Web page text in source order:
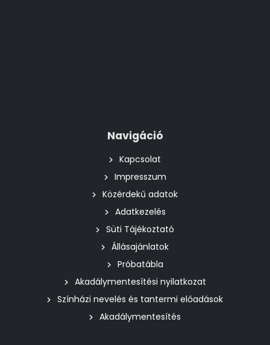
Navigáció
Kapcsolat
Impresszum
Közérdekű adatok
Adatkezelés
Süti Tájékoztató
Állásajánlatok
Próbatábla
Akadálymentesítési nyilatkozat
Színházi nevelés és tantermi előadások
Akadálymentesítés